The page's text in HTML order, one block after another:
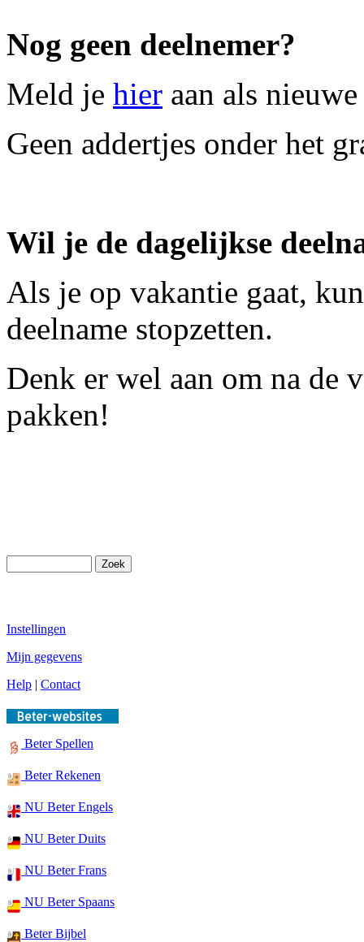
Nog geen deelnemer?
Meld je hier aan als
Geen addertjes onder het
Wil je de dagelijkse
Als je op vakantie gaat,
deelname stopzetten.
Denk er wel aan om na de
pakken!
Instellingen
Mijn gegevens
Help | Contact
Beter Spellen
Beter Rekenen
NU Beter Engels
NU Beter Duits
NU Beter Frans
NU Beter Spaans
Beter Bijbel